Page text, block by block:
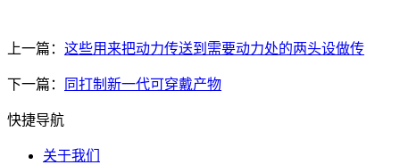
上一篇： 这些用来把动力传送到需要动力处的两头设做传
下一篇： 同打制新一代可穿戴产物
快捷导航
关于我们